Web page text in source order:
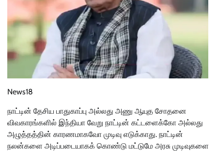
News18
நாட்டின் தேசிய பாதுகாப்பு அல்லது அணு ஆயுத சோதனை
விவகாரங்களில் இந்தியா வேறு நாட்டின் கட்டளைக்கோ அல்லது
அழுத்தத்தின் காரணமாகவோ முடிவு எடுக்காது. நாட்டின்
நலன்களை அடிப்படையாகக் கொண்டு மட்டுமே அரசு முடிவுகளை